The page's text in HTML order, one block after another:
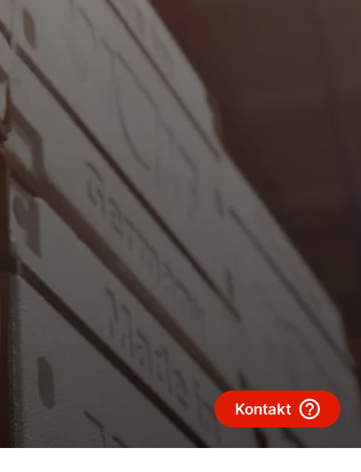
Kontaktný formulár
Kontakty
Nájdite si odborníka
Dôležité odkazy
Obchodný tím
Kariéra
5-ročná záruka
Dotácie
Kontakt